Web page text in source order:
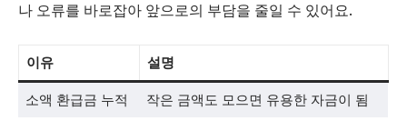
나 오류를 바로잡아 앞으로의 부담을 줄일 수 있어요.
이유 설명
소액 환급금 누적 작은 금액도 모으면 유용한 자금이 됨